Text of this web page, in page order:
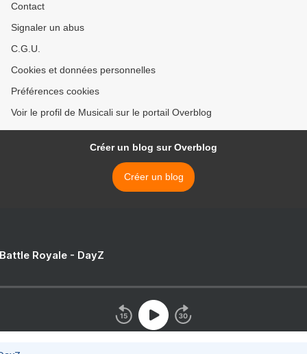
Contact
Signaler un abus
C.G.U.
Cookies et données personnelles
Préférences cookies
Voir le profil de Musicali sur le portail Overblog
Créer un blog sur Overblog
Créer un blog
Royale - DayZ